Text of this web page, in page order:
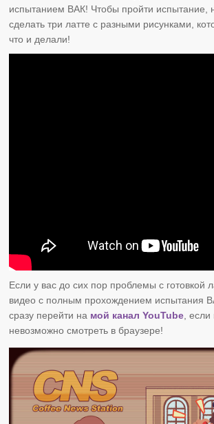
испытанием ВАК! Чтобы пройти испытание,
сделать три латте с разными рисунками,
что и делали!
Если у вас до сих пор проблемы с готовкой
видео с полным прохождением испытания
сразу перейти на мой канал YouTube ,
невозможно смотреть в браузере!